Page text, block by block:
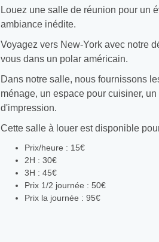
Louez une salle de réunion pour un
ambiance inédite.
Voyagez vers New-York avec notre
vous dans un polar américain.
Dans notre salle, nous fournissons
ménage, un espace pour cuisiner,
d'impression.
Cette salle à louer est disponible
Prix/heure : 15€
2H : 30€
3H : 45€
Prix 1/2 journée : 50€
Prix la journée : 95€